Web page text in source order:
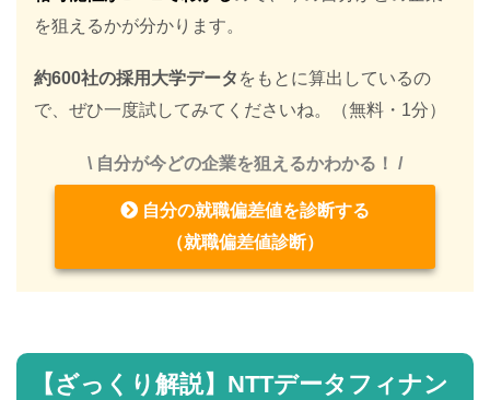
を狙えるかが分かります。
約600社の採用大学データ をもとに算出しているの
で、ぜひ一度試してみてくださいね。（無料・1分）
\ 自分が今どの企業を狙えるかわかる！ /
自分の就職偏差値を診断する
（就職偏差値診断）
【ざっくり解説】NTTデータフィナン